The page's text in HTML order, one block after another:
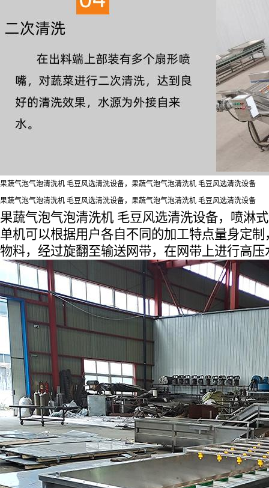
果蔬气泡气泡清洗机 毛豆风选清洗设备，果蔬气泡气泡清洗机 毛豆风选清洗设备
果蔬气泡气泡清洗机 毛豆风选清洗设备，果蔬气泡气泡清洗机 毛豆风选清洗设备
果蔬气泡气泡清洗机 毛豆风选清洗设备，喷淋
单机可以根据用户各自不同的加工特点量身定
物料，经过旋翻至输送网带，在网带上进行高